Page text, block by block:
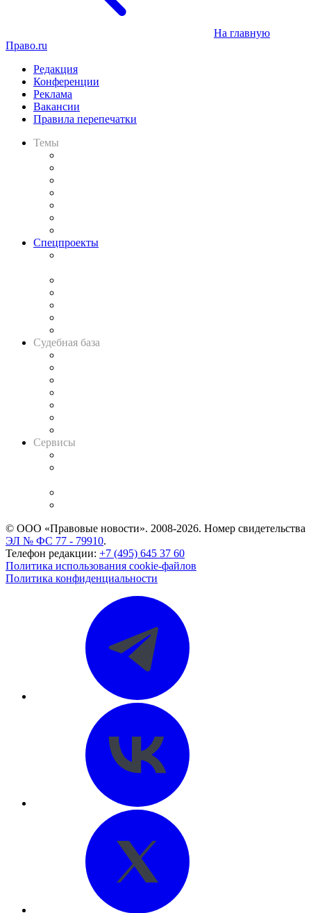
На главную
Право.ru
Редакция
Конференции
Реклама
Вакансии
Правила перепечатки
Темы
Спецпроекты
Судебная база
Сервисы
© ООО «Правовые новости». 2008-2026. Номер свидетельства
ЭЛ № ФС 77 - 79910.
Телефон редакции: +7 (495) 645 37 60
Политика использования cookie-файлов
Политика конфиденциальности